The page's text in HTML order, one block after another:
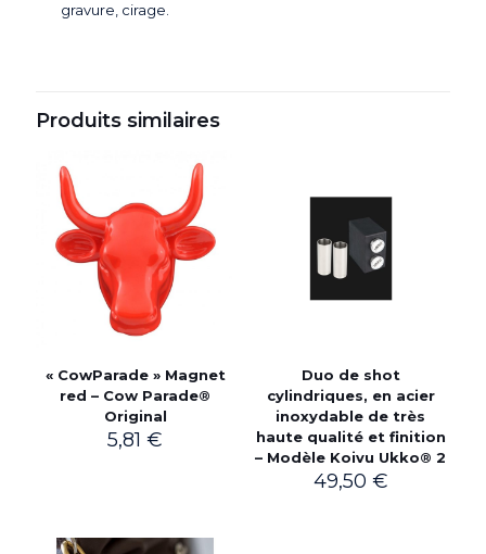
gravure, cirage.
Produits similaires
« CowParade » Magnet
red – Cow Parade®
Original
5,81€
Duo de shot
cylindriques, en acier
inoxydable de très
haute qualité et finition
– Modèle Koivu Ukko® 2
49,50 €